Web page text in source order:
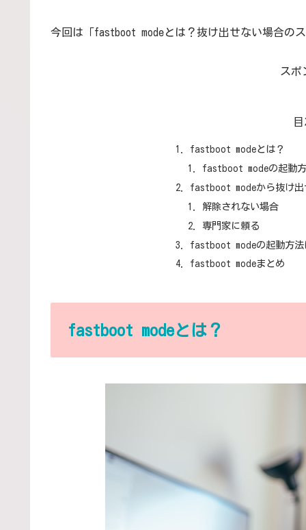
今回は「fastboot modeとは？抜け出せない場合の
スポ
fastboot modeとは？
fastboot modeの起動
fastboot modeから抜け出
解除されない場合
専門家に頼る
fastboot modeの起動方法
fastboot modeまとめ
fastboot modeとは？